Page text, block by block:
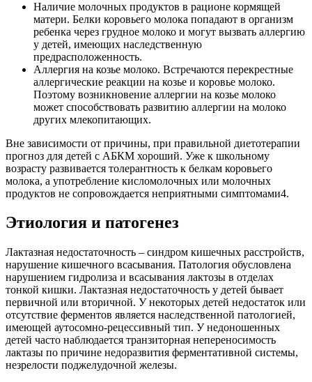
Наличие молочных продуктов в рационе кормящей
матери. Белки коровьего молока попадают в организм
ребенка через грудное молоко и могут вызвать аллергию
у детей, имеющих наследственную
предрасположенность.
Аллергия на козье молоко. Встречаются перекрестные
аллергические реакции на козье и коровье молоко.
Поэтому возникновение аллергии на козье молоко
может способствовать развитию аллергии на молоко
других млекопитающих.
Вне зависимости от причины, при правильной диетотерапии
прогноз для детей с АБКМ хороший. Уже к школьному
возрасту развивается толерантность к белкам коровьего
молока, а употребление кисломолочных или молочных
продуктов не сопровождается неприятными симптомами4.
Этиология и патогенез
Лактазная недостаточность – синдром кишечных расстройств,
нарушение кишечного всасывания. Патология обусловлена
нарушением гидролиза и всасывания лактозы в отделах
тонкой кишки. Лактазная недостаточность у детей бывает
первичной или вторичной. У некоторых детей недостаток или
отсутствие ферментов является наследственной патологией,
имеющей аутосомно-рецессивный тип. У недоношенных
детей часто наблюдается транзиторная непереносимость
лактазы по причине недоразвития ферментативной системы,
незрелости поджелудочной железы.